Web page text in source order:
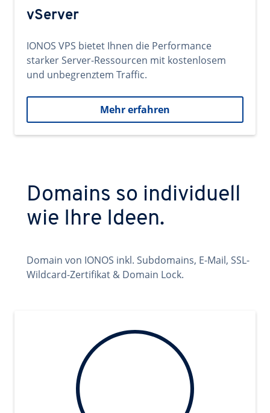
vServer
IONOS VPS bietet Ihnen die Performance
starker Server-Ressourcen mit kostenlosem
und unbegrenztem Traffic.
Mehr erfahren
Domains so individuell
wie Ihre Ideen.
Domain von IONOS inkl. Subdomains, E-Mail, SSL-
Wildcard-Zertifikat & Domain Lock.